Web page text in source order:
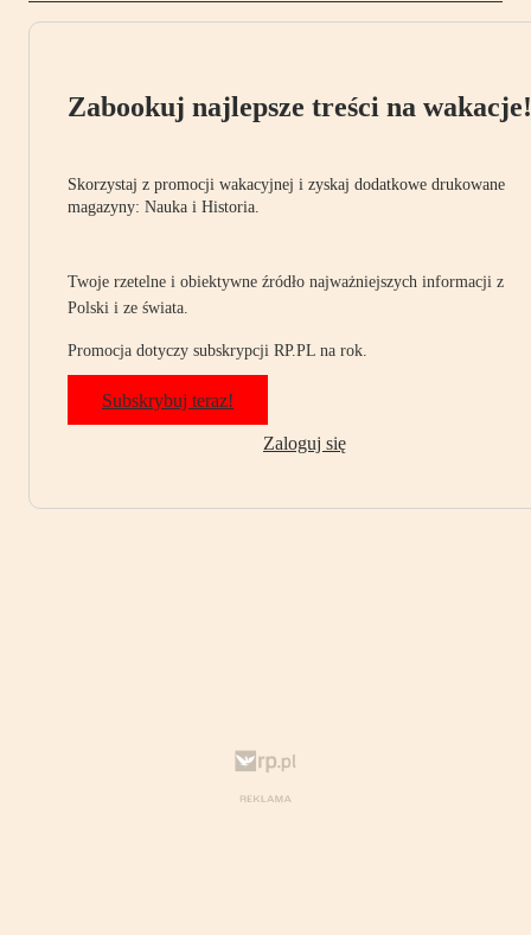
Zabookuj najlepsze treści na wakacje!
Skorzystaj z promocji wakacyjnej i zyskaj dodatkowe drukowane
magazyny: Nauka i Historia.
Twoje rzetelne i obiektywne źródło najważniejszych informacji z
Polski i ze świata.
Promocja dotyczy subskrypcji RP.PL na rok.
Subskrybuj teraz!
Zaloguj się